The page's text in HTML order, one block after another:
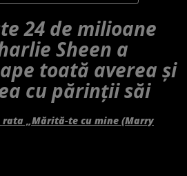
24 de milioane
Sheen a
toată averea și
cu părinții săi
rata „Mărită-te cu mine (Marry